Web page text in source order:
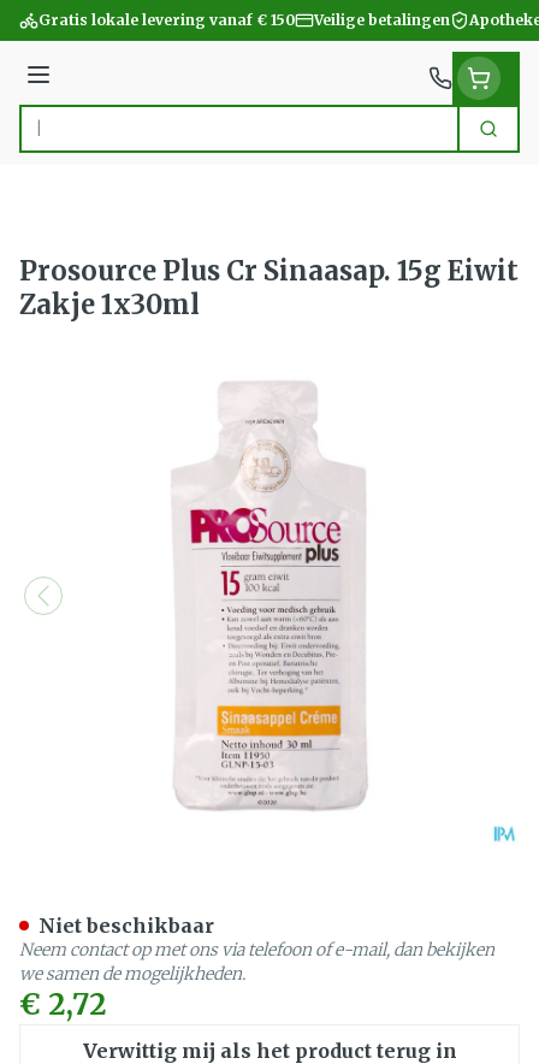
Ga naar de inhoud
Gratis lokale levering vanaf € 150 Veilige betalingen
Menu
Product, merk, categorie... Zoek
Prosource Plus Cr Sinaasap. 15g Eiwit
Zakje 1x30ml
€ 2,72
Verwittig mij als het product terug in
Niet beschikbaar
Neem contact op met ons via telefoon of e-mail, dan bekijken
we samen de mogelijkheden.